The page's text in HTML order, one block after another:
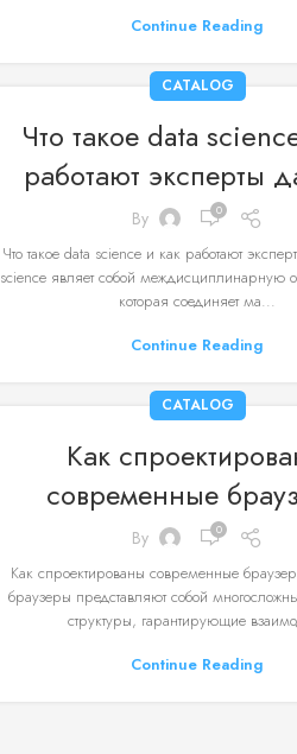
Continue Reading
CATALOG
Что такое data
работают эксперты
By 0
Что такое data science и как работают
science являет собой междисциплинарную
которая соединяет ма...
Continue Reading
CATALOG
Как
современные
By 0
Как спроектированы современные
браузеры представляют собой
структуры, гарантирующие
Continue Reading